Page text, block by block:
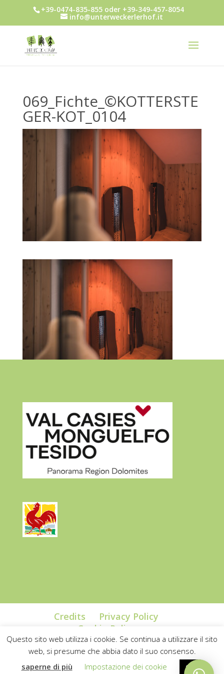
+39-0474-835-855 oder +39-349-457-8054
info@unterweckerlerhof.it
069_Fichte_©KOTTERSTE
GER-KOT_0104
Credits
Privacy Policy
Cookie Policy
Questo sito web utilizza i cookie. Se continua a utilizzare il sito
web, si presume che abbia dato il suo consenso.
saperne di più
Impostazione dei cookie OK